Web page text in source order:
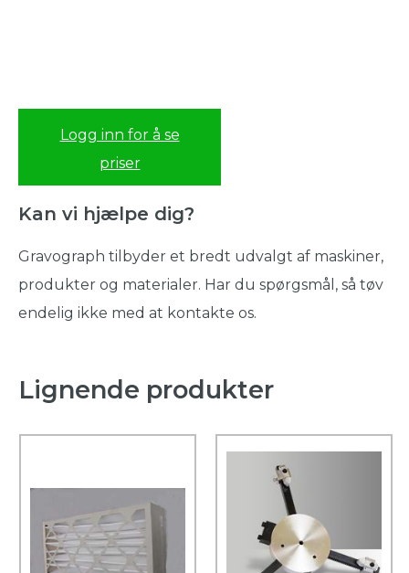
Logg inn for å se
priser
Kan vi hjælpe dig?
Gravograph tilbyder et bredt udvalgt af maskiner,
produkter og materialer. Har du spørgsmål, så tøv
endelig ikke med at kontakte os.
Lignende produkter